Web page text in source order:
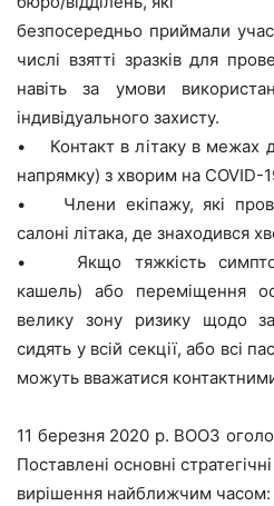
безпосередньо приймали
числі взятті зразків для
навіть за умови
індивідуального захисту.
• Контакт в літаку в межах
напрямку) з хворим на COVID-
• Члени екіпажу, які
салоні літака, де знаходився
• Якщо тяжкість
кашель) або переміщення
велику зону ризику щодо
сидять у всій секції, або всі
можуть вважатися
11 березня 2020 р. ВООЗ
Поставлені основні
вирішення найближчим часом: